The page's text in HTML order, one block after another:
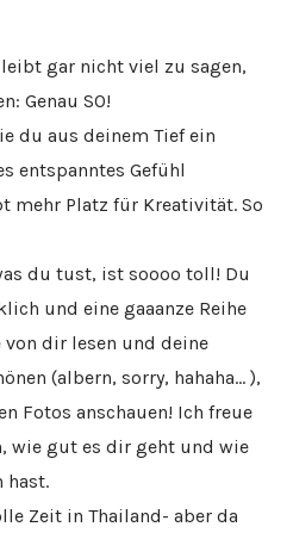
gar nicht viel zu sagen,
Genau SO!
du aus deinem Tief ein
entspanntes Gefühl
mehr Platz für Kreativität. So
du tust, ist soooo toll! Du
und eine gaaanze Reihe
von dir lesen und deine
(albern, sorry, hahaha… ),
Fotos anschauen! Ich freue
wie gut es dir geht und wie
hast.
Zeit in Thailand- aber da